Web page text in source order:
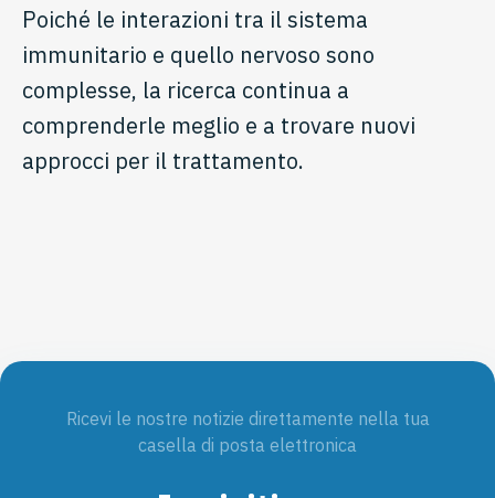
Poiché le interazioni tra il sistema
immunitario e quello nervoso sono
complesse, la ricerca continua a
comprenderle meglio e a trovare nuovi
approcci per il trattamento.
Ricevi le nostre notizie direttamente nella tua
casella di posta elettronica